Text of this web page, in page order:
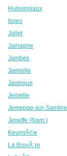
Hulsonniaux
Isnes
Jallet
Jamagne
Jambes
Jamiolle
Javingue
Jemelle
Jemeppe-sur-Sambre
Jeneffe (Nam.)
KeumiÃ©e
La BruyÃ¨re